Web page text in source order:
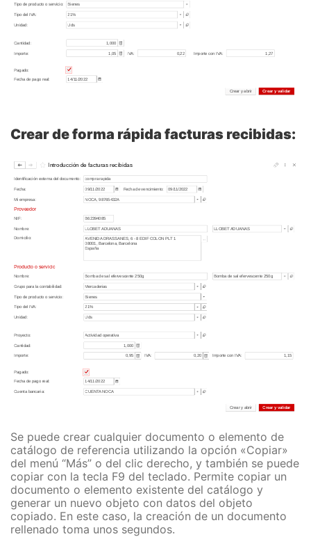
Crear de forma rápida facturas recibidas:
Se puede crear cualquier documento o elemento de
catálogo de referencia utilizando la opción «Copiar»
del menú “Más” o del clic derecho, y también se puede
copiar con la tecla F9 del teclado. Permite copiar un
documento o elemento existente del catálogo y
generar un nuevo objeto con datos del objeto
copiado. En este caso, la creación de un documento
rellenado toma unos segundos.